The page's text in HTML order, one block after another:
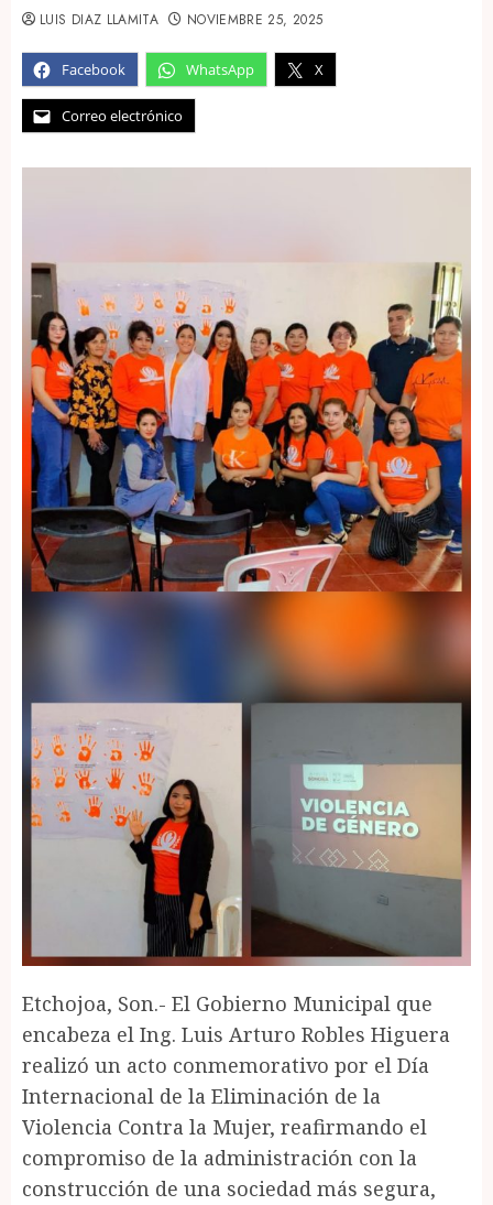
Facebook WhatsApp X
Correo electrónico
LUIS DIAZ LLAMITA NOVIEMBRE 25, 2025
Etchojoa, Son.- El Gobierno Municipal que
encabeza el Ing. Luis Arturo Robles Higuera
realizó un acto conmemorativo por el Día
Internacional de la Eliminación de la
Violencia Contra la Mujer, reafirmando el
compromiso de la administración con la
construcción de una sociedad más segura,